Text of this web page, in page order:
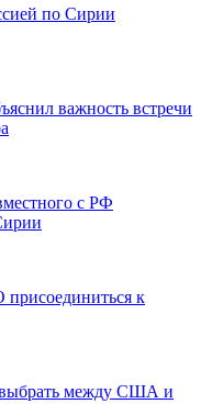
по Сирии
важность встречи
с РФ
к
выбрать между США и